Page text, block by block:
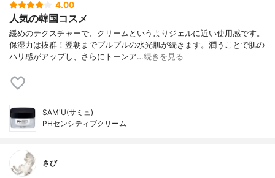
4.00
人気の韓国コスメ
緩めのテクスチャーで、クリームというよりジェルに近い使用感です。
保湿力は抜群！翌朝までプルプルの水光肌が続きます。潤うことで肌の
ハリ感がアップし、さらにトーンア…続きを見る
SAM'U(サミュ)
PHセンシティブクリーム
さび